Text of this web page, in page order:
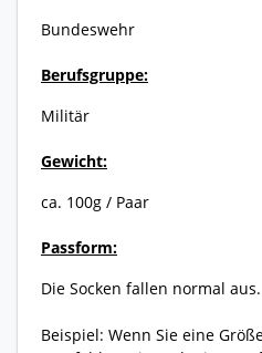
Bundeswehr
Berufsgruppe:
Militär
Gewicht:
ca. 100g / Paar
Passform:
Die Socken fallen normal aus.
Beispiel: Wenn Sie eine